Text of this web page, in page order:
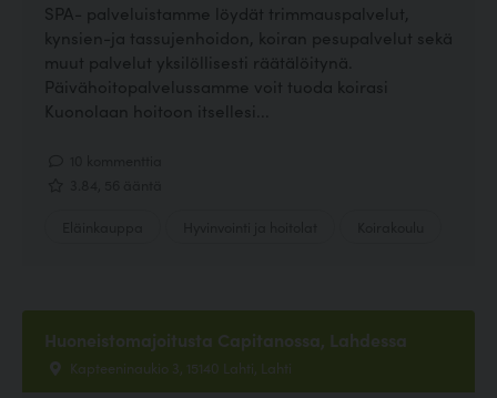
SPA- palveluistamme löydät trimmauspalvelut,
kynsien-ja tassujenhoidon, koiran pesupalvelut sekä
muut palvelut yksilöllisesti räätälöitynä.
Päivähoitopalvelussamme voit tuoda koirasi
Kuonolaan hoitoon itsellesi...
Huoneistomajoitusta Capitanossa, Lahdessa
Kapteeninaukio 3, 15140 Lahti, Lahti